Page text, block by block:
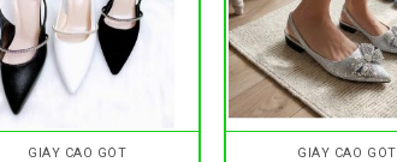
GIÀY CAO GÓT GIÀY CAO GÓT